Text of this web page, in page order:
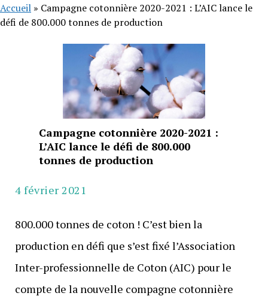
Accueil » Campagne cotonnière 2020-2021 : L’AIC lance le
défi de 800.000 tonnes de production
Campagne cotonnière 2020-2021 :
L’AIC lance le défi de 800.000
tonnes de production
4 février 2021
800.000 tonnes de coton ! C’est bien la
production en défi que s’est fixé l’Association
Inter-professionnelle de Coton (AIC) pour le
compte de la nouvelle compagne cotonnière